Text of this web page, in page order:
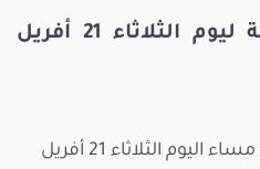
ملخّص الجلسة العامة ليوم الثلاثاء 21 أفريل
واصل مجلس نواب الشعب مساء اليوم الثلاثاء 21 أفريل